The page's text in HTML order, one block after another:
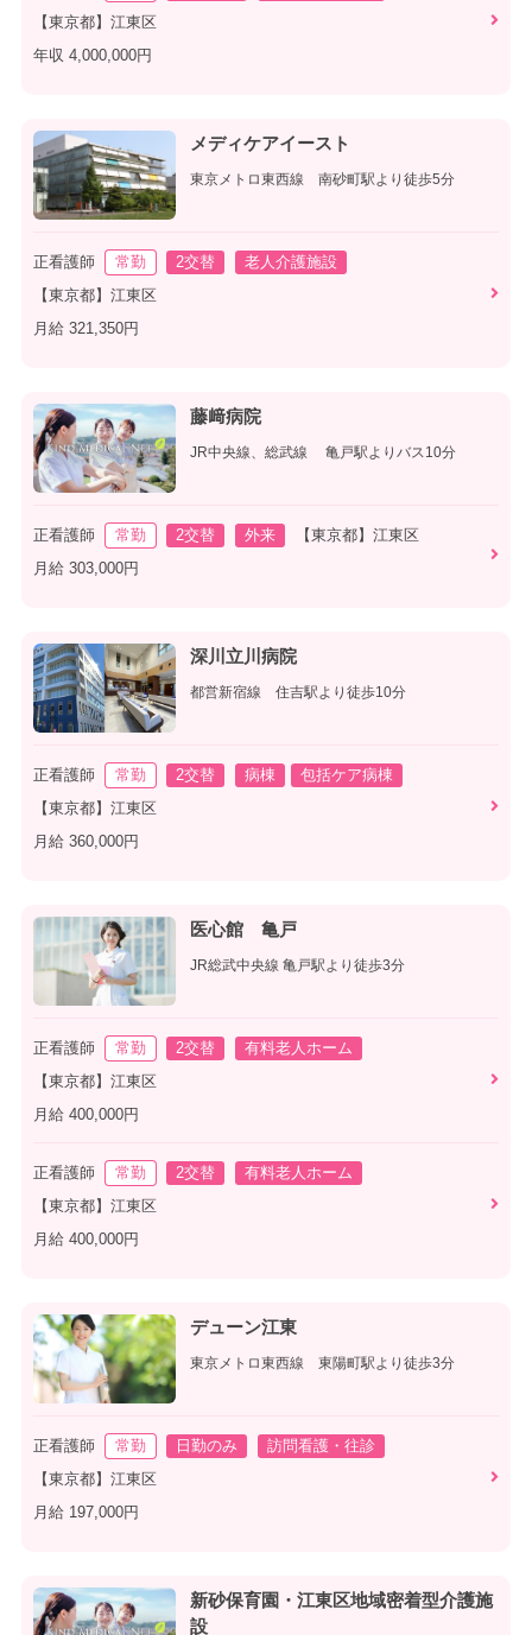
【東京都】江東区
年収 4,000,000円
メディケアイースト
東京メトロ東西線 南砂町駅より徒歩5分
正看護師 常勤 2交替
老人介護施設
【東京都】江東区
月給 321,350円
藤﨑病院
JR中央線、総武線 亀戸駅よりバス10分
正看護師 常勤 2交替 外来
【東京都】江東区
月給 303,000円
深川立川病院
都営新宿線 住吉駅より徒歩10分
正看護師 常勤 2交替 病棟
包括ケア病棟
【東京都】江東区
月給 360,000円
医心館 亀戸
JR総武中央線 亀戸駅より徒歩3分
正看護師 常勤 2交替
有料老人ホーム
【東京都】江東区
月給 400,000円
正看護師 常勤 2交替
有料老人ホーム
【東京都】江東区
月給 400,000円
デューン江東
東京メトロ東西線 東陽町駅より徒歩3分
正看護師 常勤 日勤のみ
訪問看護・往診
【東京都】江東区
月給 197,000円
新砂保育園・江東区地域密着型介護施
設